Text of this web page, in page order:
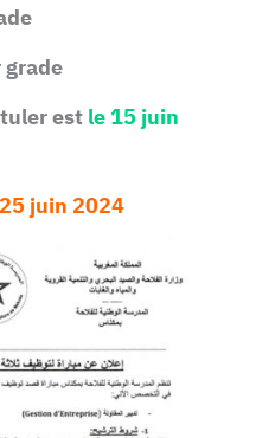
grade
estle 15 juin
25 juin 2024